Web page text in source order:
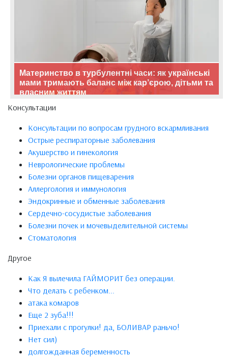
Материнство в турбулентні часи: як українські
мами тримають баланс між кар’єрою, дітьми та
власним життям
Консультации
Консультации по вопросам грудного вскармливания
Острые респираторные заболевания
Акушерство и гинекология
Неврологические проблемы
Болезни органов пищеварения
Аллергология и иммунология
Эндокринные и обменные заболевания
Сердечно-сосудистые заболевания
Болезни почек и мочевыделительной системы
Стоматология
Другое
Как Я вылечила ГАЙМОРИТ без операции.
Что делать с ребенком...
атака комаров
Еще 2 зуба!!!
Приехали с прогулки! да, БОЛИВАР раньчо!
Нет сил)
долгожданная беременность